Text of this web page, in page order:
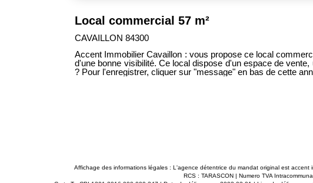
Local commercial 57 m²
CAVAILLON 84300
Accent Immobilier Cavaillon : vous propose ce local
d'une bonne visibilité. Ce local dispose d'un espace de vente, une réserve, une cuisine
? Pour l'enregistrer, cliquer sur "message" en bas de cette
Affichage des informations légales : L'agence détentrice du mandat original est
RCS : TARASCON | Numero TVA